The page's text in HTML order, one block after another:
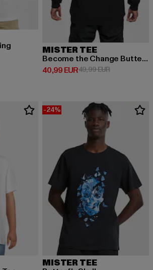
EUR 19,99 EUR
MISTER TEE
Become the Change Butterfly 2.0
40,99 EUR
Ajankohtainen hinta: 40,99 EUR
49,99 EUR
-24%
MISTER TEE